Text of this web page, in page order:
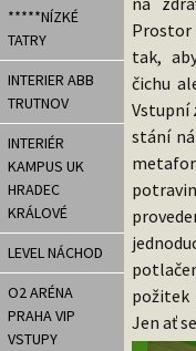
*****NÍZKÉ
TATRY
INTERIER ABB
TRUTNOV
INTERIÉR
KAMPUS UK
HRADEC
KRÁLOVÉ
LEVEL NÁCHOD
O2 ARÉNA
PRAHA VIP
VSTUPY
tak,
čichu
Vstupní
stání
požitek
Jen ať